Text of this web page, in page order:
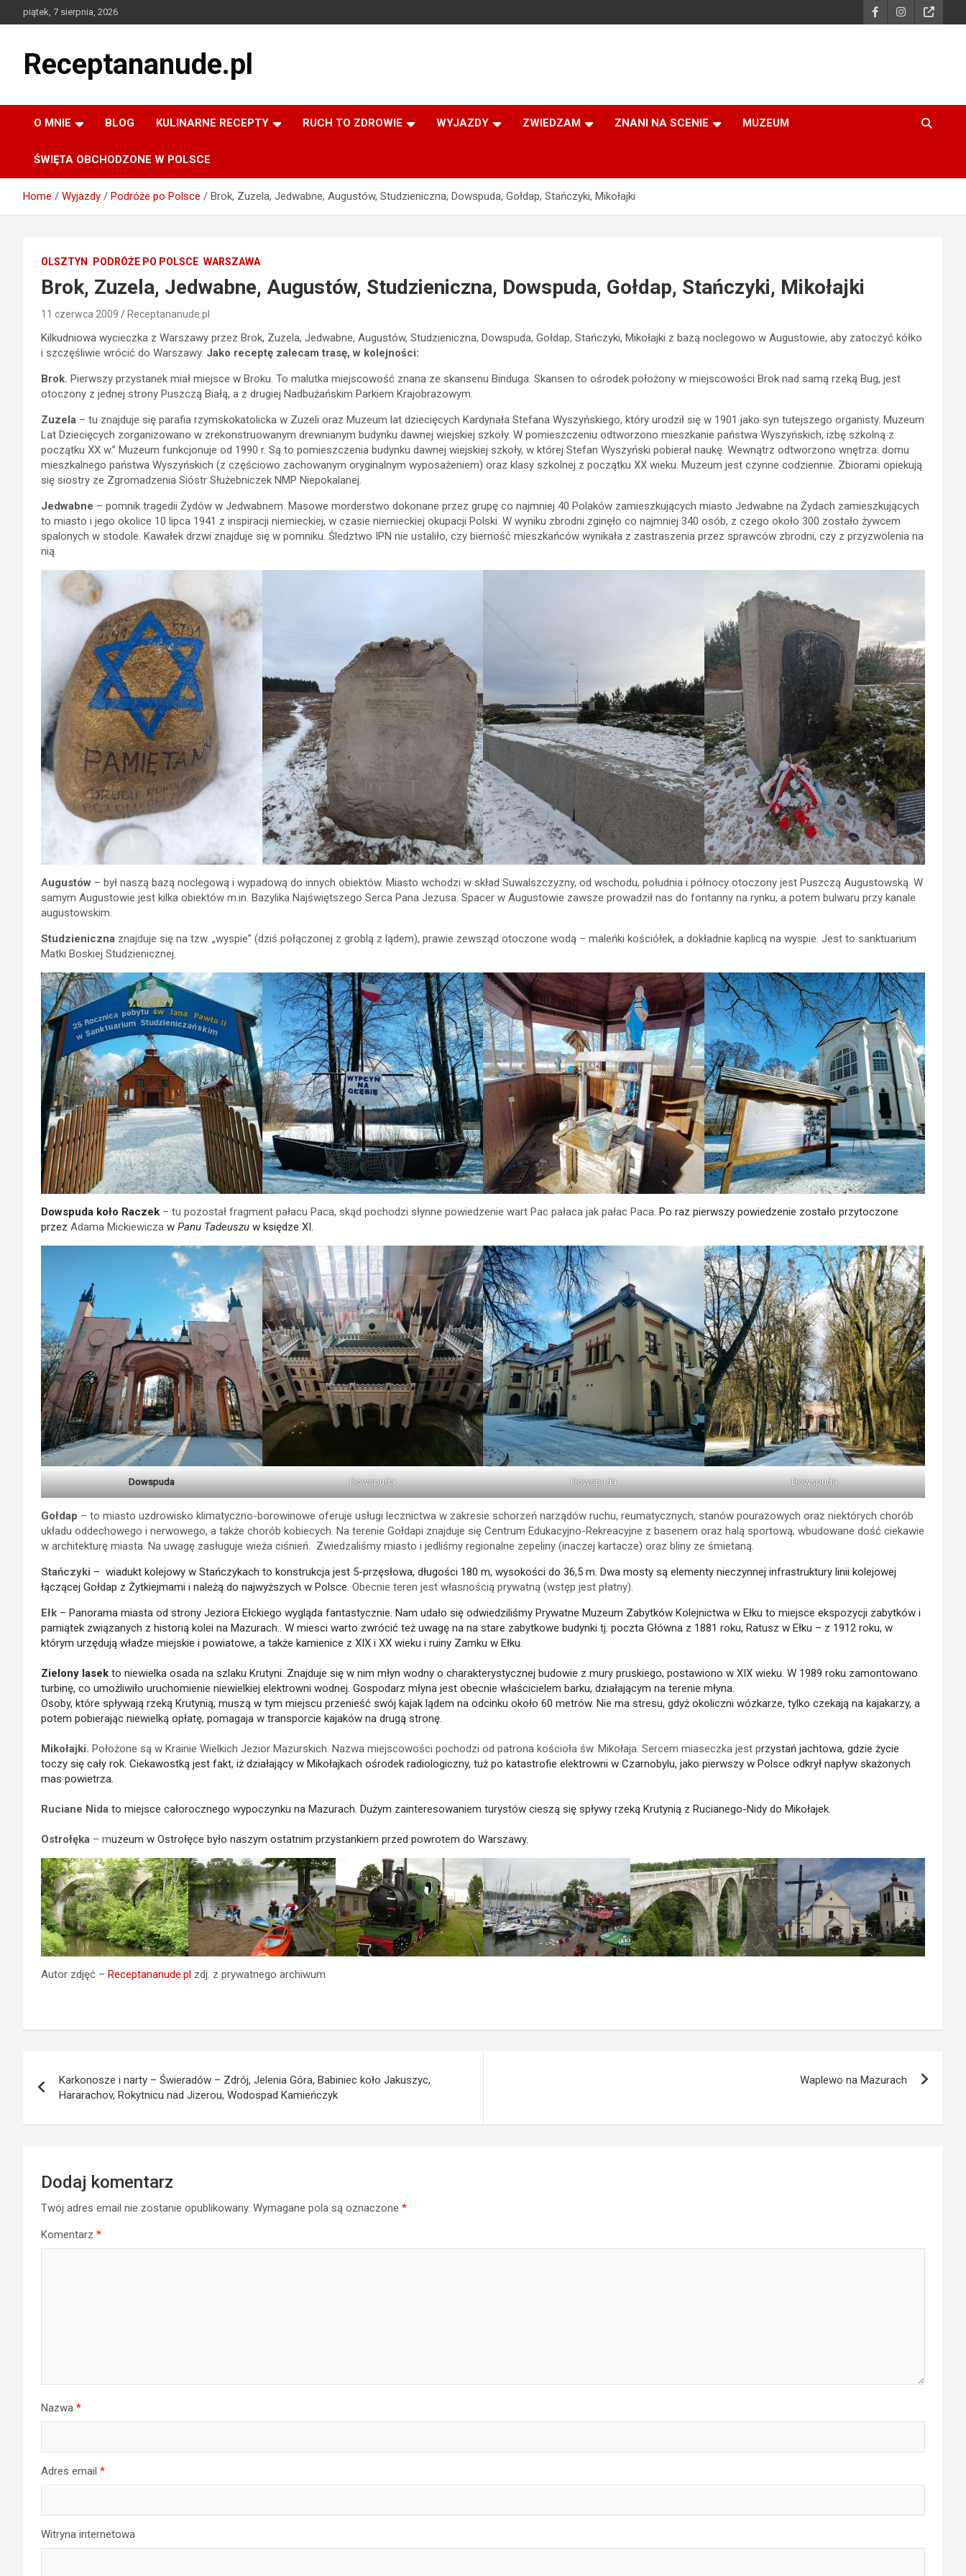
to
piątek, 7 sierpnia, 2026
Receptananude.pl
O MNIE BLOG KULINARNE RECEPTY RUCH TO ZDROWIE WYJAZDY ZWIEDZAM ZNANI NA SCENIE MUZEUM
ŚWIĘTA OBCHODZONE W POLSCE
Home Wyjazdy Podróże po Polsce Brok, Zuzela, Jedwabne, Augustów, Studzieniczna, Dowspuda, Gołdap, Stańczyki, Mikołajki
OLSZTYN PODRÓŻE PO POLSCE WARSZAWA
Brok, Zuzela, Jedwabne, Augustów, Studzieniczna, Dowspuda, Gołdap, Stańczyki, Mikołajki
11 czerwca 2009 Receptananude.pl
Kilkudniowa wycieczka z Warszawy przez Brok, Zuzela, Jedwabne, Augustów, Studzieniczna, Dowspuda, Gołdap, Stańczyki, Mikołajki z bazą noclegowo w Augustowie, aby zatoczyć kółko
i szczęśliwie wrócić do Warszawy. Jako receptę zalecam trasę, w kolejności:
Brok. Pierwszy przystanek miał miejsce w Broku. To malutka miejscowość znana ze skansenu Binduga. Skansen to ośrodek położony w miejscowości Brok nad samą rzeką Bug, jest
otoczony z jednej strony Puszczą Białą, a z drugiej Nadbużańskim Parkiem Krajobrazowym.
Zuzela – tu znajduje się parafia rzymskokatolicka w Zuzeli oraz Muzeum lat dziecięcych Kardynała Stefana Wyszyńskiego, który urodził się w 1901 jako syn tutejszego organisty. Muzeum
Lat Dziecięcych zorganizowano w zrekonstruowanym drewnianym budynku dawnej wiejskiej szkoły. W pomieszczeniu odtworzono mieszkanie państwa Wyszyńskich, izbę szkolną z
początku XX w.” Muzeum funkcjonuje od 1990 r. Są to pomieszczenia budynku dawnej wiejskiej szkoły, w której Stefan Wyszyński pobierał naukę. Wewnątrz odtworzono wnętrza: domu
mieszkalnego państwa Wyszyńskich (z częściowo zachowanym oryginalnym wyposażeniem) oraz klasy szkolnej z początku XX wieku. Muzeum jest czynne codziennie. Zbiorami opiekują
się siostry ze Zgromadzenia Sióstr Służebniczek NMP Niepokalanej.
Jedwabne – pomnik tragedii Żydów w Jedwabnem. Masowe morderstwo dokonane przez grupę co najmniej 40 Polaków zamieszkujących miasto Jedwabne na Żydach zamieszkujących
to miasto i jego okolice 10 lipca 1941 z inspiracji niemieckiej, w czasie niemieckiej okupacji Polski. W wyniku zbrodni zginęło co najmniej 340 osób, z czego około 300 zostało żywcem
spalonych w stodole. Kawałek drzwi znajduje się w pomniku. Śledztwo IPN nie ustaliło, czy bierność mieszkańców wynikała z zastraszenia przez sprawców zbrodni, czy z przyzwolenia na
nią.
Augustów – był naszą bazą noclegową i wypadową do innych obiektów. Miasto wchodzi w skład Suwalszczyzny, od wschodu, południa i północy otoczony jest Puszczą Augustowską. W
samym Augustowie jest kilka obiektów m.in. Bazylika Najświętszego Serca Pana Jezusa. Spacer w Augustowie zawsze prowadził nas do fontanny na rynku, a potem bulwaru przy kanale
augustowskim.
Studzieniczna znajduje się na tzw. „wyspie” (dziś połączonej z groblą z lądem), prawie zewsząd otoczone wodą – maleńki kościółek, a dokładnie kaplicą na wyspie. Jest to sanktuarium
Matki Boskiej Studzienicznej.
Dowspuda koło Raczek – tu pozostał fragment pałacu Paca, skąd pochodzi słynne powiedzenie wart Pac pałaca jak pałac Paca. Po raz pierwszy powiedzenie zostało przytoczone
przez Adama Mickiewicza w Panu Tadeuszu w księdze XI.
Dowspuda Dowspuda Dowspuda Dowspuda
Gołdap – to miasto uzdrowisko klimatyczno-borowinowe oferuje usługi lecznictwa w zakresie schorzeń narządów ruchu, reumatycznych, stanów pourazowych oraz niektórych chorób
układu oddechowego i nerwowego, a także chorób kobiecych. Na terenie Gołdapi znajduje się Centrum Edukacyjno-Rekreacyjne z basenem oraz halą sportową, wbudowane dość ciekawie
w architekturę miasta. Na uwagę zasługuje wieża ciśnień. Zwiedzaliśmy miasto i jedliśmy regionalne zepeliny (inaczej kartacze) oraz bliny ze śmietaną.
Stańczyki – wiadukt kolejowy w Stańczykach to konstrukcja jest 5-przęsłowa, długości 180 m, wysokości do 36,5 m. Dwa mosty są elementy nieczynnej infrastruktury linii kolejowej
łączącej Gołdap z Żytkiejmami i należą do najwyższych w Polsce. Obecnie teren jest własnością prywatną (wstęp jest płatny).
Ełk – Panorama miasta od strony Jeziora Ełckiego wygląda fantastycznie. Nam udało się odwiedziliśmy Prywatne Muzeum Zabytków Kolejnictwa w Ełku to miejsce ekspozycji zabytków i
pamiątek związanych z historią kolei na Mazurach.. W miesci warto zwrócić też uwagę na na stare zabytkowe budynki tj. poczta Główna z 1881 roku, Ratusz w Ełku – z 1912 roku, w
którym urzędują władze miejskie i powiatowe, a także kamienice z XIX i XX wieku i ruiny Zamku w Ełku.
Zielony lasek to niewielka osada na szlaku Krutyni. Znajduje się w nim młyn wodny o charakterystycznej budowie z mury pruskiego, postawiono w XIX wieku. W 1989 roku zamontowano
turbinę, co umożliwiło uruchomienie niewielkiej elektrowni wodnej. Gospodarz młyna jest obecnie właścicielem barku, działającym na terenie młyna.
Osoby, które spływają rzeką Krutynią, muszą w tym miejscu przenieść swój kajak lądem na odcinku około 60 metrów. Nie ma stresu, gdyż okoliczni wózkarze, tylko czekają na kajakarzy, a
potem pobierając niewielką opłatę, pomagaja w transporcie kajaków na drugą stronę.
Mikołajki. Położone są w Krainie Wielkich Jezior Mazurskich. Nazwa miejscowości pochodzi od patrona kościoła św. Mikołaja. Sercem miaseczka jest przystań jachtowa, gdzie życie
toczy się cały rok. Ciekawostką jest fakt, iż działający w Mikołajkach ośrodek radiologiczny, tuż po katastrofie elektrowni w Czarnobylu, jako pierwszy w Polsce odkrył napływ skażonych
mas powietrza.
Ruciane Nida to miejsce całorocznego wypoczynku na Mazurach. Dużym zainteresowaniem turystów cieszą się spływy rzeką Krutynią z Rucianego-Nidy do Mikołajek.
Ostrołęka – muzeum w Ostrołęce było naszym ostatnim przystankiem przed powrotem do Warszawy.
Autor zdjęć – Receptananude.pl zdj. z prywatnego archiwum
wpisu
Karkonosze i narty – Świeradów – Zdrój, Jelenia Góra, Babiniec koło Jakuszyc,
Hararachov, Rokytnicu nad Jizerou, Wodospad Kamieńczyk
Waplewo na Mazurach
Dodaj komentarz
Twój adres email nie zostanie opublikowany. Wymagane pola są oznaczone *
Komentarz *
Nazwa *
Adres email *
Witryna internetowa